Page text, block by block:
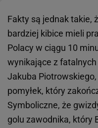
Fakty są jednak takie,
bardziej kibice mieli
Polacy w ciągu 10
wynikające z
Jakuba
pomyłek, który
Symboliczne, że
golu zawodnika, który